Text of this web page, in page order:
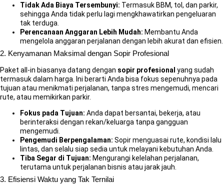
Tidak Ada Biaya Tersembunyi: Termasuk BBM, tol, dan parkir,
sehingga Anda tidak perlu lagi mengkhawatirkan pengeluaran
tak terduga.
Perencanaan Anggaran Lebih Mudah: Membantu Anda
mengelola anggaran perjalanan dengan lebih akurat dan efisien.
2. Kenyamanan Maksimal dengan Sopir Profesional
Paket all-in biasanya datang dengan sopir profesional yang sudah
termasuk dalam harga. Ini berarti Anda bisa fokus sepenuhnya pada
tujuan atau menikmati perjalanan, tanpa stres mengemudi, mencari
rute, atau memikirkan parkir.
Fokus pada Tujuan: Anda dapat bersantai, bekerja, atau
berinteraksi dengan rekan/keluarga tanpa gangguan
mengemudi.
Pengemudi Berpengalaman: Sopir menguasai rute, kondisi lalu
lintas, dan selalu siap sedia untuk melayani kebutuhan Anda.
Tiba Segar di Tujuan: Mengurangi kelelahan perjalanan,
terutama untuk perjalanan bisnis atau jarak jauh.
3. Efisiensi Waktu yang Tak Ternilai